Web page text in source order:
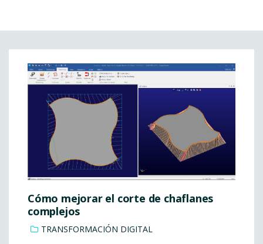
Cómo mejorar el corte de chaflanes
complejos
TRANSFORMACIÓN DIGITAL